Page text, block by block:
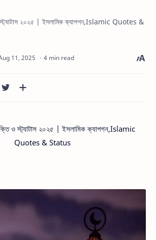
২০২৫ | ইসলামিক ক্যাপশন,Islamic Quotes &
4 min read
ও স্ট্যাটাস ২০২৫ | ইসলামিক ক্যাপশন,Islamic
Quotes & Status